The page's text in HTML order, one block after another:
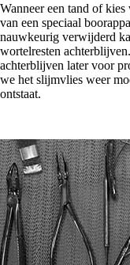
Wanneer een tand of
van een speciaal
nauwkeurig verwijderd
wortelresten
achterblijven later voor
we het slijmvlies weer
ontstaat.